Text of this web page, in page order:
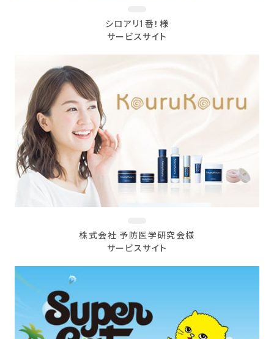
シロアリ1番！様
サービスサイト
株式会社 予防医学研究会様
サービスサイト